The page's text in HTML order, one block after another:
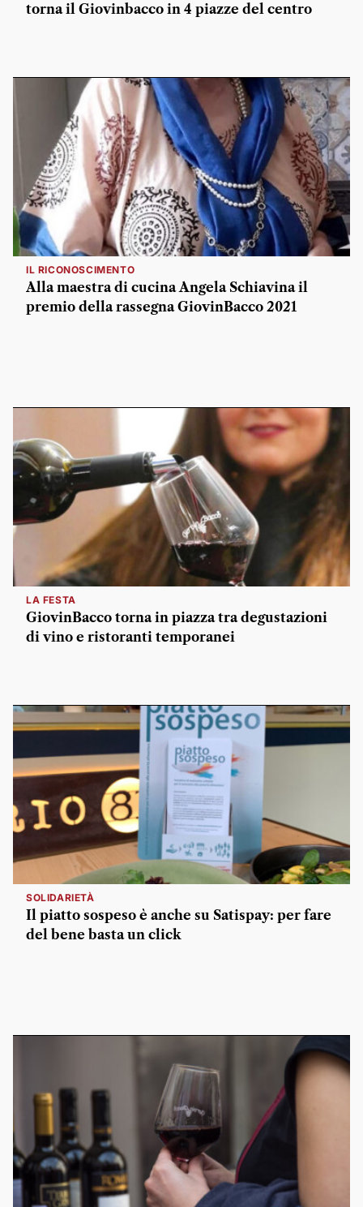
torna il Giovinbacco in 4 piazze del centro
IL RICONOSCIMENTO
Alla maestra di cucina Angela Schiavina il
premio della rassegna GiovinBacco 2021
LA FESTA
GiovinBacco torna in piazza tra degustazioni
di vino e ristoranti temporanei
SOLIDARIETÀ
Il piatto sospeso è anche su Satispay: per fare
del bene basta un click